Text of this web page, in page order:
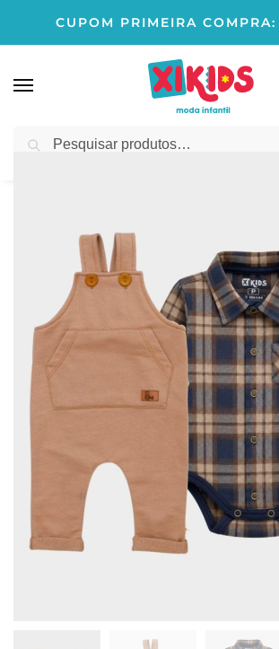
CUPOM PRIMEIRA COMPRA:
Início BEBÊ MENINO / Conjunto